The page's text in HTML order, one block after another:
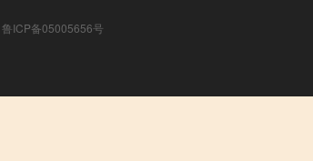
鲁ICP备05005656号